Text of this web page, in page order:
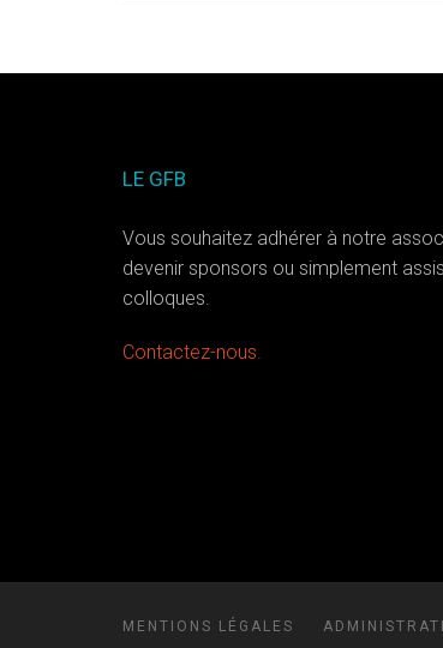
LE GFB
Vous souhaitez adhérer à notre
devenir sponsors ou simplement
colloques.
Contactez-nous.
MENTIONS LÉGALES